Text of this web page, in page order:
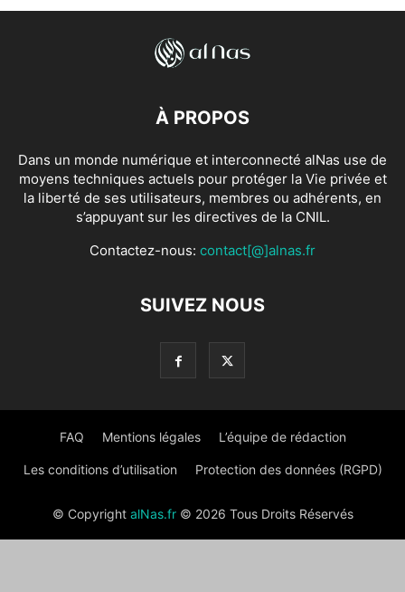
À PROPOS
Dans un monde numérique et interconnecté alNas use de
moyens techniques actuels pour protéger la Vie privée et
la liberté de ses utilisateurs, membres ou adhérents, en
s’appuyant sur les directives de la CNIL.
Contactez-nous: contact[@]alnas.fr
SUIVEZ NOUS
FAQ Mentions légales L’équipe de rédaction
Les conditions d’utilisation Protection des données (RGPD)
© Copyright alNas.fr© 2026 Tous Droits Réservés